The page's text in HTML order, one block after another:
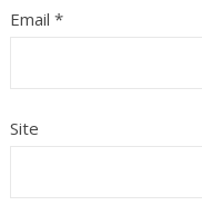
Email *
Site